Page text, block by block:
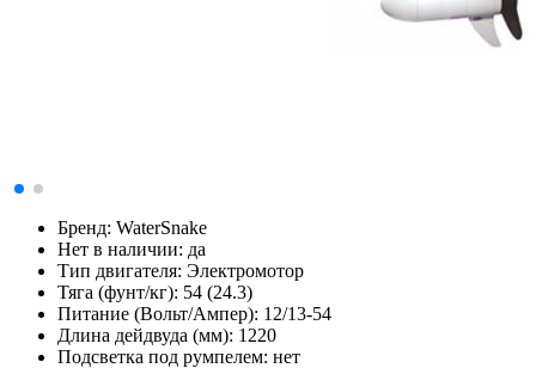
Бренд: WaterSnake
Нет в наличии: да
Тип двигателя: Электромотор
Тяга (фунт/кг): 54 (24.3)
Питание (Вольт/Ампер): 12/13-54
Длина дейдвуда (мм): 1220
Подсветка под румпелем: нет